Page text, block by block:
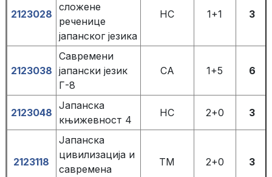
2123028
сложене
реченице
јапанског језика
НС 1+1 3
2123038
Савремени
јапански језик
Г-8
СА 1+5 6
2123048
Јапанска
књижевност 4
НС 2+0 3
2123118
Јапанска
цивилизација и
савремена
ТМ 2+0 3